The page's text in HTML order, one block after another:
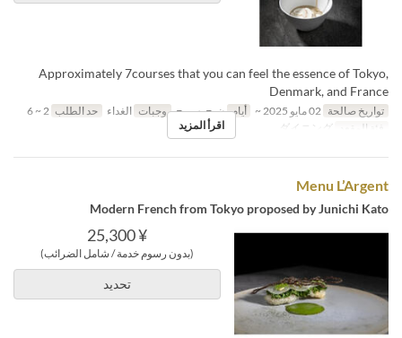
Approximately 7courses that you can feel the essence of Tokyo,
Denmark, and France
تواريخ صالحة أيام ن, ج, س, ح وجبات الغداء حد الطلب
فئة المقعد
اقرأ المزيد
Menu L’Argent
Modern French from Tokyo proposed by Junichi Kato
¥ 25,300
(بدون رسوم خدمة / شامل الضرائب)
تحديد